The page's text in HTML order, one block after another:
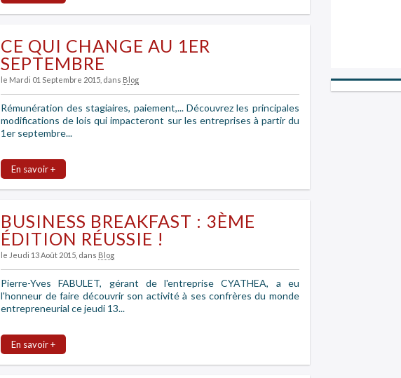
CE QUI CHANGE AU 1ER
SEPTEMBRE
le Mardi 01 Septembre 2015 , dans Blog
Rémunération des stagiaires, paiement,... Découvrez les principales
modifications de lois qui impacteront sur les entreprises à partir du
1er septembre...
En savoir +
BUSINESS BREAKFAST : 3ÈME
ÉDITION RÉUSSIE !
le Jeudi 13 Août 2015 , dans Blog
Pierre-Yves FABULET, gérant de l'entreprise CYATHEA, a eu
l'honneur de faire découvrir son activité à ses confrères du monde
entrepreneurial ce jeudi 13...
En savoir +